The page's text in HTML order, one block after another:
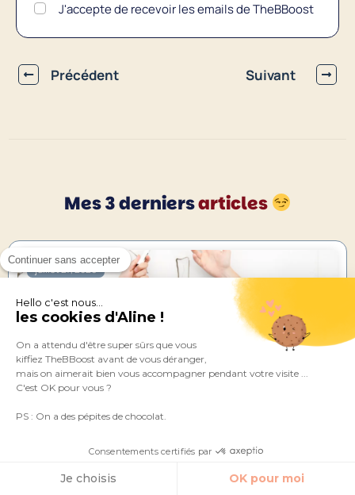
Continuer sans accepter
Hello c'est nous...
les cookies d'Aline !
On a attendu d'être super sûrs que vous
kiffiez TheBBoost avant de vous déranger,
mais on aimerait bien vous accompagner pendant votre visite ...
C'est OK pour vous ?
PS : On a des pépites de chocolat.
Consentements certifiés par
Je choisis OK pour moi
J'accepte de recevoir les emails de TheBBoost
Précédent Suivant
Mes 3 derniersarticles
juillet 27, 2026
clés
Lire l'article